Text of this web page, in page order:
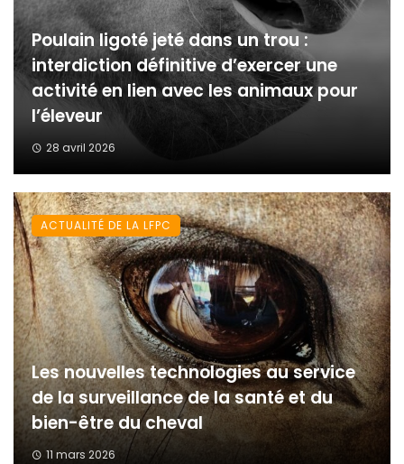
Poulain ligoté jeté dans un trou :
interdiction définitive d’exercer une
activité en lien avec les animaux pour
l’éleveur
28 avril 2026
Les nouvelles technologies au service
de la surveillance de la santé et du
bien-être du cheval
11 mars 2026
ACTUALITÉ DE LA LFPC